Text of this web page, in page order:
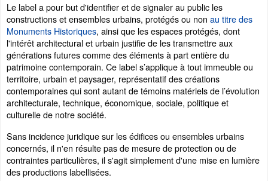
Le label a pour but d'identifier et de signaler au public les
constructions et ensembles urbains, protégés ou non au titre des
Monuments Historiques, ainsi que les espaces protégés, dont
l'intérêt architectural et urbain justifie de les transmettre aux
générations futures comme des éléments à part entière du
patrimoine contemporain. Ce label s’applique à tout immeuble ou
territoire, urbain et paysager, représentatif des créations
contemporaines qui sont autant de témoins matériels de l’évolution
architecturale, technique, économique, sociale, politique et
culturelle de notre société.
Sans incidence juridique sur les édifices ou ensembles urbains
concernés, il n'en résulte pas de mesure de protection ou de
contraintes particulières, il s'agit simplement d'une mise en lumière
des productions labellisées.